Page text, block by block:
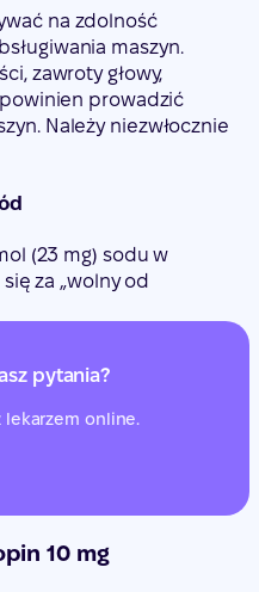
na zdolność
maszyn.
zawroty głowy,
prowadzić
Należy niezwłocznie
(23 mg) sodu w
za „wolny od
pytania?
lekarzem online.
10 mg